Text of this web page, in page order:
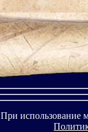
использование